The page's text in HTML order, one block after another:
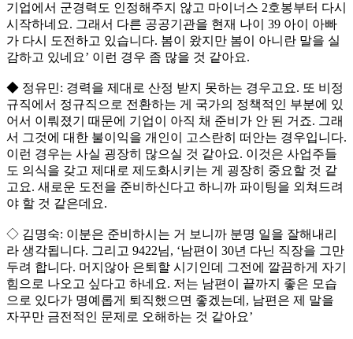
기업에서 군경력도 인정해주지 않고 마이너스 2호봉부터 다시
시작하네요. 그래서 다른 공공기관을 현재 나이 39 아이 아빠
가 다시 도전하고 있습니다. 봄이 왔지만 봄이 아니란 말을 실
감하고 있네요’ 이런 경우 좀 많을 것 같아요.
◆ 정유민: 경력을 제대로 산정 받지 못하는 경우고요. 또 비정
규직에서 정규직으로 전환하는 게 국가의 정책적인 부분에 있
어서 이뤄졌기 때문에 기업이 아직 채 준비가 안 된 거죠. 그래
서 그것에 대한 불이익을 개인이 고스란히 떠안는 경우입니다.
이런 경우는 사실 굉장히 많으실 것 같아요. 이것은 사업주들
도 의식을 갖고 제대로 제도화시키는 게 굉장히 중요할 것 같
고요. 새로운 도전을 준비하신다고 하니까 파이팅을 외쳐드려
야 할 것 같은데요.
◇ 김명숙: 이분은 준비하시는 거 보니까 분명 일을 잘해내리
라 생각됩니다. 그리고 9422님, ‘남편이 30년 다닌 직장을 그만
두려 합니다. 머지않아 은퇴할 시기인데 그전에 깔끔하게 자기
힘으로 나오고 싶다고 하네요. 저는 남편이 끝까지 좋은 모습
으로 있다가 명예롭게 퇴직했으면 좋겠는데, 남편은 제 말을
자꾸만 금전적인 문제로 오해하는 것 같아요’